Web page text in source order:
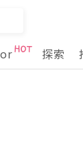
探索